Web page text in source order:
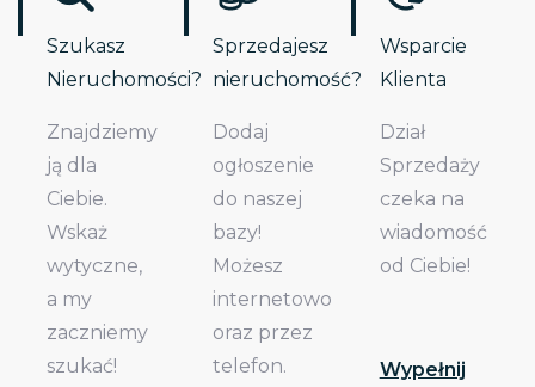
Szukasz
Nieruchomości?
Znajdziemy
ją dla
Ciebie.
Wskaż
wytyczne,
a my
zaczniemy
szukać!
Sprzedajesz
nieruchomość?
Dodaj
ogłoszenie
do naszej
bazy!
Możesz
internetowo
oraz przez
telefon.
Wsparcie
Klienta
Dział
Sprzedaży
czeka na
wiadomość
od Ciebie!
Wypełnij